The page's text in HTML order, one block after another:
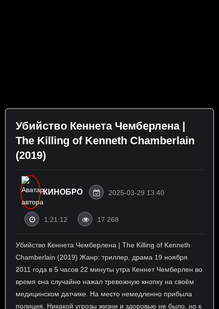
Убийство Кеннета Чемберлена |
The Killing of Kenneth Chamberlain
(2019)
КИНОБРО 2025-03-29 13:40
1:21:12 17 268
Убийство Кеннета Чемберлена | The Killing of Kenneth
Chamberlain (2019) Жанр: триллер, драма 19 ноября
2011 года в 5 часов 22 минуты утра Кеннет Чемберлен во
время сна случайно нажал тревожную кнопку на своём
медицинском датчике. На место немедленно прибыла
полиция. Никакой угрозы жизни и здоровью не было, но к